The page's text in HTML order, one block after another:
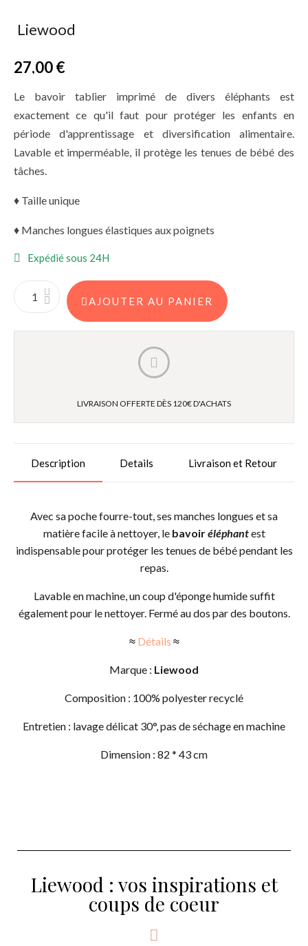
Liewood
27,00 €
Le bavoir tablier imprimé de divers éléphants est
exactement ce qu'il faut pour protéger les enfants en
période d'apprentissage et diversification alimentaire.
Lavable et imperméable, il protège les tenues de bébé des
tâches.
♦ Taille unique
♦ Manches longues élastiques aux poignets
Expédié sous 24H
AJOUTER AU PANIER
LIVRAISON OFFERTE DÈS 120€ D'ACHATS
Description Details Livraison et Retour
Avec sa poche fourre-tout, ses manches longues et sa
matière facile à nettoyer, le bavoiréléphantest
indispensable pour protéger les tenues de bébé pendant les
repas.
Lavable en machine, un coup d'éponge humide suffit
également pour le nettoyer. Fermé au dos par des boutons.
≈ Détails ≈
Marque : Liewood
Composition : 100% polyester recyclé
​​Entretien : lavage délicat 30°, pas de séchage en machine
Dimension : 82 * 43 cm
Liewood : vos inspirations et
coups de coeur